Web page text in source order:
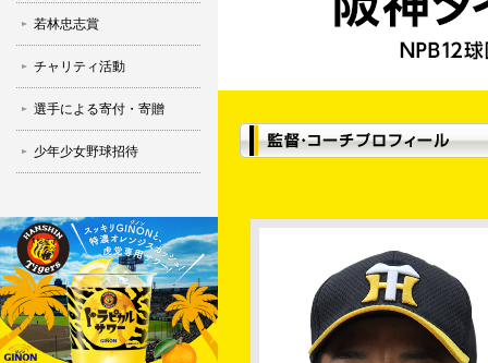
若林忠志賞
チャリティ活動
選手による寄付・寄贈
少年少女野球招待